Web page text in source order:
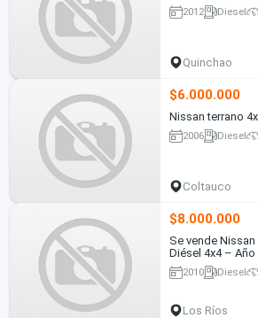
2012 Diesel
Quinchao
$6.000.000
Nissan terrano
2006 Diesel
Coltauco
$8.000.000
Se vende
Diésel 4x4 – Año
2010 Diesel
Los Ríos